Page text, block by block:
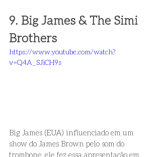
9. Big James & The Simi
Brothers
https://www.youtube.com/watch?
v=Q4A_SJiCH9s
Big James (EUA) influenciado em um
show do James Brown pelo som do
trombone, ele fez essa apresentação em